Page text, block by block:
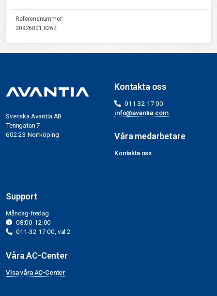
Referensnummer:
30926801,8262
Svenska Avantia AB
Tenngatan 7
602 23 Norrköping
Kontakta oss
011-32 17 00
info@avantia.com
Våra medarbetare
Kontakta oss
Support
Måndag-fredag
08:00-12:00
011-32 17 00, val 2
Våra AC-Center
Visa våra AC-Center